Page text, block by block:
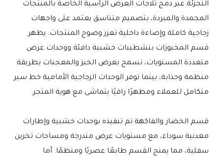
زجاجية كاملة وإضاءة داخلية تعزز وضوح المنتجات. يظهر
منظمة وجذابة، بينما توفر الوحدات الزجاجية الأمامية خط سير
متكامل للعملاء ومظهرًا راقيًا يتماشى مع هوية المتجر.